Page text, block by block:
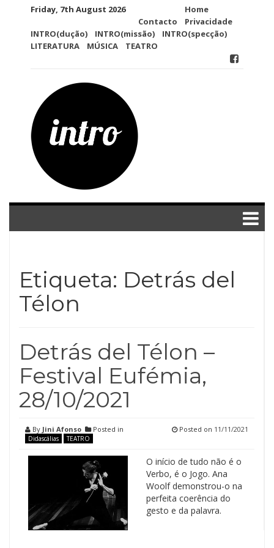
Friday, 7th August 2026
Contacto
Home
Privacidade
INTRO(dução)
INTRO(missão)
INTRO(specção)
LITERATURA
MÚSICA TEATRO
Etiqueta: Detrás del
Télon
Detrás del Télon –
Festival Eufémia,
28/10/2021
By Jini Afonso Posted in
Didascálias TEATRO
Posted on 11/11/2021
O início de tudo não é o
Verbo, é o Jogo. Ana
Woolf demonstrou-o na
perfeita coerência do
gesto e da palavra.